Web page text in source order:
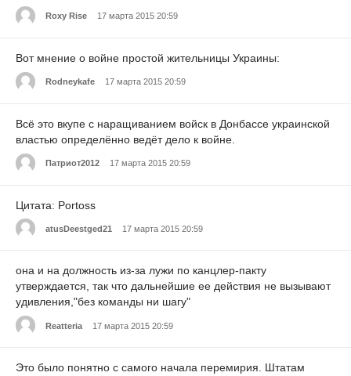
Roxy Rise 17 марта 2015 20:59
Вот мнение о войне простой жительницы Украины:
Rodneykafe 17 марта 2015 20:59
Всё это вкупе с наращиванием войск в Донбассе украинской
властью определённо ведёт дело к войне.
Патриот2012 17 марта 2015 20:59
Цитата: Portoss
atusDeestged21 17 марта 2015 20:59
она и на должность из-за лужи по канцлер-пакту
утверждается, так что дальнейшие ее действия не вызывают
удивления,"без команды ни шагу"
Reatteria 17 марта 2015 20:59
Это было понятно с самого начала перемирия. Штатам